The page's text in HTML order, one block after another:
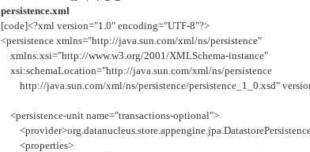
persistence.xml
[code]<?xml version="1.0" encoding="UTF-8"?>
<persistence xmlns="http://java.sun.com/xml/ns/persistence"
xmlns:xsi="http://www.w3.org/2001/XMLSchema-instance"
xsi:schemaLocation="http://java.sun.com/xml/ns/persistence
http://java.sun.com/xml/ns/persistence/persistence_1_0.xsd"
<persistence-unit name="transactions-optional">
<properties>